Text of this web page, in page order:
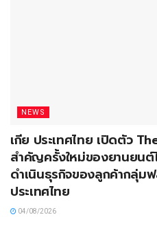
NEWS
เกีย ประเทศไทย เปิดตัว
สำคัญครั้งใหม่ของยานยน
ดำเนินธุรกิจของลูกค้ากลุ่ม
ประเทศไทย
04/08/2026